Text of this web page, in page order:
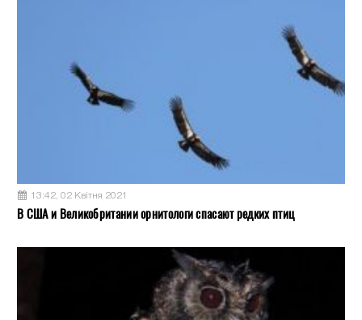
13:42, 02 Квітня 2021
В США и Великобритании орнитологи спасают редких птиц